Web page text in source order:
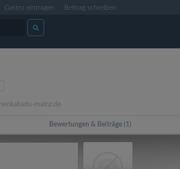
Gastro eintragen Beitrag schreiben
mainz.de
Bewertungen & Beiträge (1)